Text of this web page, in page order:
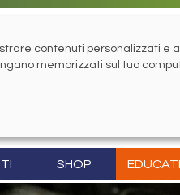
SHOP
contenuti personalizzati e
memorizzati sul tuo